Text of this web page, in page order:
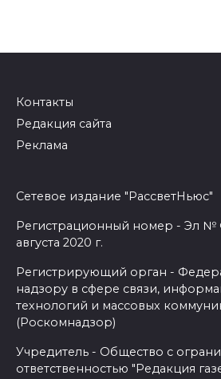
Контакты
Редакция сайта
Реклама
Сетевое издание "РассветНьюс"
Регистрационный номер - Эл №
августа 2020 г.
Регистрирующий орган -
надзору в сфере связи,
технологий и массовых
(Роскомнадзор)
Учредитель - Общество с
ответственностью "Редакция